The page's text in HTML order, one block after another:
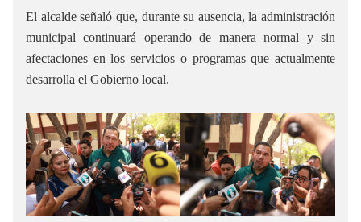
El alcalde señaló que, durante su ausencia, la administración
municipal continuará operando de manera normal y sin
afectaciones en los servicios o programas que actualmente
desarrolla el Gobierno local.